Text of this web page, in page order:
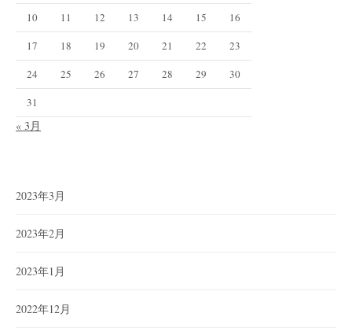
10
11 12 13 14 15
16
17
18 19 20 21 22
23
24
25 26 27 28 29
30
31
« 3月
2023年3月
2023年2月
2023年1月
2022年12月